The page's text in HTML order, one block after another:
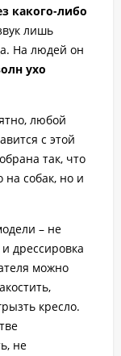
какого-либо
лишь
На людей он
ухо
любой
с этой
так, что
на собак, но и
– не
дрессировка
можно
кресло.
не